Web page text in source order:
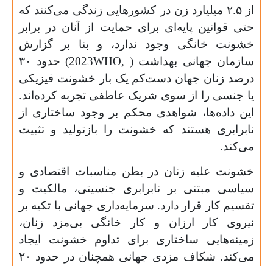
از۲.۵ میلیارد زن در کشورهایی زندگی می‌کنند که
حتی قوانین پایه‌ای برای حمایت از آنان در برابر
خشونت خانگی وجود ندارد، و بنا بر گزارش
سازمان جهانی بهداشت ( WHO,2023) حدود
۳۰
درصد زنان جهان دست‌کم یک بار خشونت فیزیکی
یا جنسی را از سوی شریک عاطفی تجربه کرده‌اند.
این داده‌ها، شواهدی محکم بر وجود ساختاری از
نابرابری هستند که خشونت را بازتولید و تثبیت
می‌کند.
خشونت علیه زنان در بطن مناسبات اقتصادی و
سیاسی مبتنی بر نابرابری جنسیتی، مالکیت و
تقسیم کار قرار دارد. سرمایه‌داری جهانی با تکیه بر
نیروی کار ارزان و کار خانگی بی‌مزد زنان،
زمینه‌هایی ساختاری برای تداوم خشونت ایجاد
می‌کند. شکاف مزدی جهانی همچنان در حدود ۲۰